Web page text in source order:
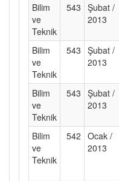
Bilim
ve
Teknik
543 Şubat /
2013
Bilim
ve
Teknik
543 Şubat /
2013
Bilim
ve
Teknik
543 Şubat /
2013
Bilim
ve
Teknik
542 Ocak /
2013